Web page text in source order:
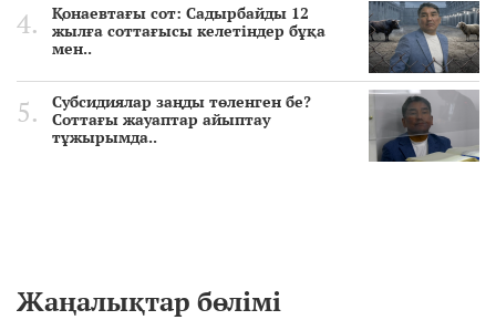
Қонаевтағы сот: Садырбайды 12
жылға соттағысы келетіндер бұқа
мен..
Субсидиялар заңды төленген бе?
Соттағы жауаптар айыптау
тұжырымда..
Жаңалықтар бөлімі